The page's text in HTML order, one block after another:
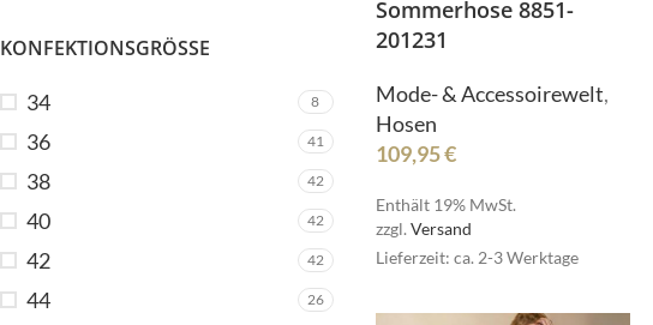
KONFEKTIONSGRÖSSE
34 8
36 41
38 42
40 42
42 42
44 26
Sommerhose 8851-
201231
Mode- & Accessoirewelt,
Hosen
109,95€
Enthält 19% MwSt.
zzgl. Versand
Lieferzeit: ca. 2-3 Werktage